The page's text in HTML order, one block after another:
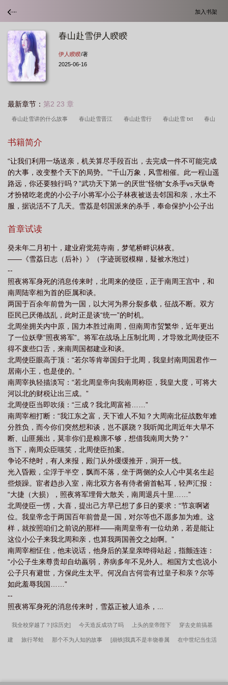
加入书架
春山赴雪伊人睽睽
伊人睽睽/著
2025-06-16
最新章节： 第2 23 章
春山赴雪讲的什么故事 春山赴雪晋江 春山赴雪行 春山赴雪 txt 春山
睽番外 春山赴雪百度
雪伊人睽睽笔趣阁 春山赴雪无错版免费阅读 春山赴雪演员表 春山赴雪讲什
么 春山赴雪完整无错版 春山赴雪短剧全集 春山赴雪番外 春山赴雪txt
百度 春山赴雪无错版 春山赴雪百度TXT 春山赴雪宋挽风是好人吗 春山
赴雪TXT资源 春山赴雪 伊人睽睽 春山赴雪短剧免费观看全集 春山赴雪
by 春山赴雪全集免费观看 春山赴雪中玉龙为什么被杀 春山赴雪伊人睽睽
雪TXT百度 春山赴雪伊人睽睽txt 春山赴雪结局 春山赴雪短剧免费完整版观
看 春山赴雪内容是什么 春山赴雪短剧
TXT 春山赴雪伊人睽睽晋江 春山赴雪笔趣阁
雪番外篇最新章节更新
书籍简介
“让我们利用一场送亲，机关算尽手段百出，去完成一件不可能完成
的大事，改变整个天下的局势。”“千山万象，风雪相催。此一程山遥
路远，你还要独行吗？”武功天下第一的厌世“怪物”女杀手vs天纵奇
才扮猪吃老虎的小公子/小将军小公子林夜被送去邻国和亲，水土不
服，据说活不了几天。雪荔是邻国派来的杀手，奉命保护小公子出
血边控诉：“我就快死了，我这辈子还没娶妻，我想找一个完美的女
喷……”雪荔懂了，烦人精想要的是天上的仙女。雪荔得到主上命
令，无条件满足小公子的所有要求。雪荔想了想，只好拾掇拾掇，
自己演戏上阵。与此同时，她并不知道小公子有另一张嘴脸：邻国
那杀人如麻的照夜将军。——一路上面对种种刺杀，雪荔尚且得心
应手；烦恼的是雇主娇气，事儿多，她得一一满足。林夜与友人写
信：“她对我真好。我觉得我二人日渐情笃，我必能迎得佳人归。”雪
荔也跟主上传信：“这些都是任务需求。等到了都城，我就摆脱他。”
排雷：（1）古代公路文，朝廷江湖相结合（2）男女主性格都有缺
点，不完美，包括文中所有有姓名的角色。作者热爱写有性格瑕疵
的角色，狂爱；（3）更六休一，每周四休息
首章试读
癸未年二月初十，建业府觉苑寺南，梦笔桥畔识林夜。
——《雪荔日志（后补）》（字迹斑驳模糊，疑被水泡过）
--
照夜将军身死的消息传来时，北周来的使臣，正于南周王宫中，和
南周陆宰相为首的臣属和谈。
两国于百余年前曾为一国，以大河为界分裂多载，征战不断。双方
臣民已厌倦战乱，此时正是谈“统一”的时机。
北周坐拥关内中原，国力本胜过南周，但南周市贸繁华，近年更出
了一位妖孽“照夜将军”。将军在战场上压制北周，才导致北周使臣不
得不废些口舌，来南周国都建业和谈。
北周使臣眼高于顶：“若尔等肯举国归于北周，我皇封南周国君作一
居南小王，也是使的。”
南周宰执轻描淡写：“若北周皇帝向我南周称臣，我皇大度，可将大
河以北的财税让出三成。”
北周使臣当即吹须：“三成？我北周富裕……”
南周宰相打断：“我江东之富，天下谁人不知？大周南北征战数年难
分胜负，而今你们突然想和谈，岂不蹊跷？我听闻北周近年大旱不
断、山匪频出，莫非你们是粮廪不够，想借我南周大势？”
当下，南周众臣嗤笑，北周使臣拍案。
争论不绝时，有人来报，殿门从外缓缓推开，洞开一线。
光入昏殿，尘浮于半空，飘而不落，坐于两侧的众人心中莫名生起
些烦躁。宦者趋步入室，南北双方各有侍者俯首帖耳，轻声汇报：
“大捷（大损），照夜将军埋骨大散关，南周退兵十里……”
北周使臣一愣，大喜，提出己方早已想了多日的要求：“节哀啊诸
位。我皇帝念于两国百年前曾是一国，对尔等也不愿多加为难。这
样，就按照咱们之前说的那样——南周皇帝有一位幼弟，若是能让
这位小公子来我北周和亲，也算我两国善交之始啊。”
南周宰相怔住，他未说话，他身后的某皇亲哗得站起，指颤连连：
“小公子生来尊贵却自幼羸弱，养病多年不见外人。相国方丈也说小
公子只有避世，方保此生太平。何况自古何尝有过皇子和亲？尔等
如此羞辱我国……”
--
照夜将军身死的消息传来时，雪荔正被人追杀，...
我全校穿越了？[综历史] 今天造反成功了吗 上头的皇帝陛下 穿去史前搞基
建 旅行琴蛙 那个不为人知的故事 [崩铁]我真不是丰饶眷属 在中世纪当生活